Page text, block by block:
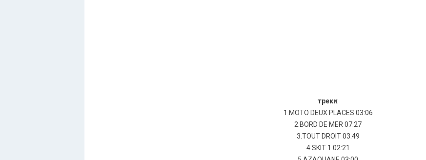
треки:
1.MOTO DEUX PLACES 03:06
2.BORD DE MER 07:27
3.TOUT DROIT 03:49
4.SKIT 1 02:21